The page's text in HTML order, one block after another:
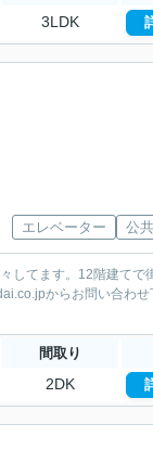
3LDK
エレベーター 公
してます。12階建て
からお問い合わ
間取り
2DK